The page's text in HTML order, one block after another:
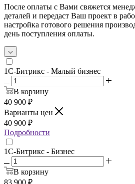
После оплаты с Вами свяжется
деталей и передаст Ваш проект в
настройка готового решения
день поступления оплаты.
1С-Битрикс - Малый бизнес
В корзину
40 900 ₽
Варианты цен
40 900 ₽
Подробности
1С-Битрикс - Бизнес
В корзину
83 900 ₽